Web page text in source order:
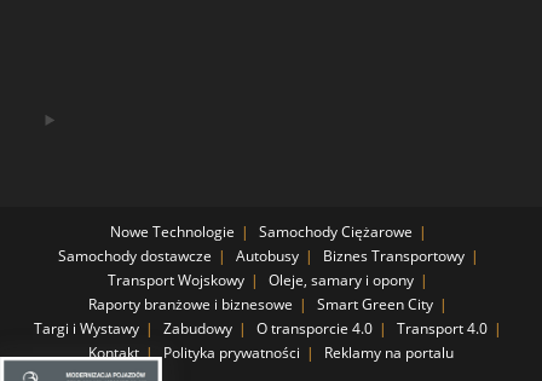
Nowe Technologie
Samochody Ciężarowe
Samochody dostawcze
Autobusy
Biznes Transportowy
Transport Wojskowy
Oleje, samary i opony
Raporty branżowe i biznesowe
Smart Green City
Targi i Wystawy
Zabudowy O transporcie 4.0
Transport 4.0
Kontakt
Polityka prywatności Reklamy na portalu